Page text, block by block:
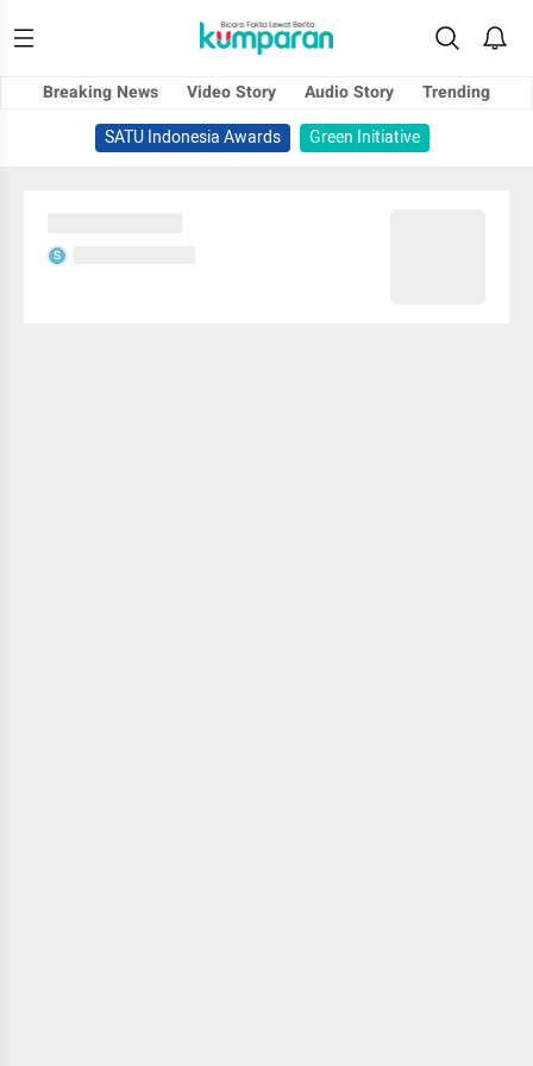
Breaking News Video Story Audio Story
Trending
SATU Indonesia Awards
Green Initiative
S